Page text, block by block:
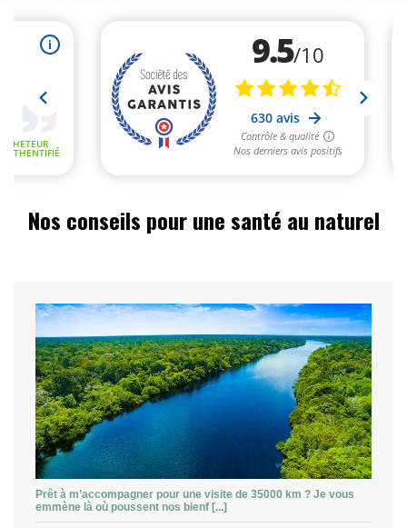
Nos conseils pour une santé au naturel
Prêt à m’accompagner pour une visite de 35000 km ? Je vous
emmène là où poussent nos bienf [...]